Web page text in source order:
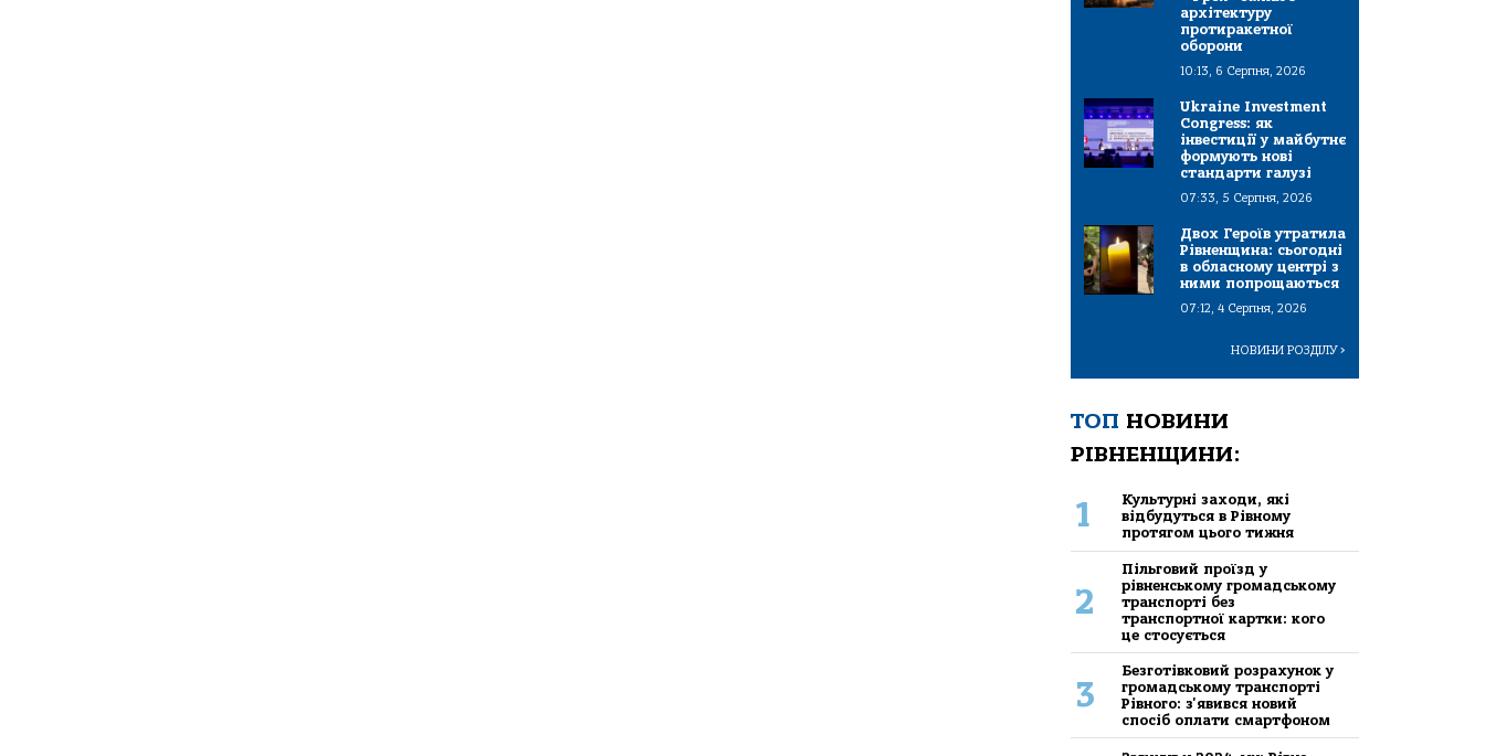
архітектуру
протиракетної
оборони
10:13, 6 Серпня, 2026
Ukraine Investment
Congress: як
інвестиції у майбутнє
формують нові
стандарти галузі
07:33, 5 Серпня, 2026
Двох Героїв утратила
Рівненщина: сьогодні
в обласному центрі з
ними попрощаються
07:12, 4 Серпня, 2026
НОВИНИ РОЗДІЛУ>
ТОП НОВИНИ
РІВНЕНЩИНИ:
1
Культурні заходи, які
відбудуться в Рівному
протягом цього тижня
2
Пільговий проїзд у
рівненському громадському
транспорті без
транспортної картки: кого
це стосується
3
Безготівковий розрахунок у
громадському транспорті
Рівного: з'явився новий
спосіб оплати смартфоном